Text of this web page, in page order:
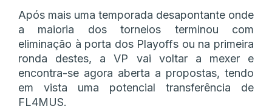
Após mais uma temporada desapontante onde
a maioria dos torneios terminou com
eliminação à porta dos Playoffs ou na primeira
ronda destes, a VP vai voltar a mexer e
encontra-se agora aberta a propostas, tendo
em vista uma potencial transferência de
FL4MUS.